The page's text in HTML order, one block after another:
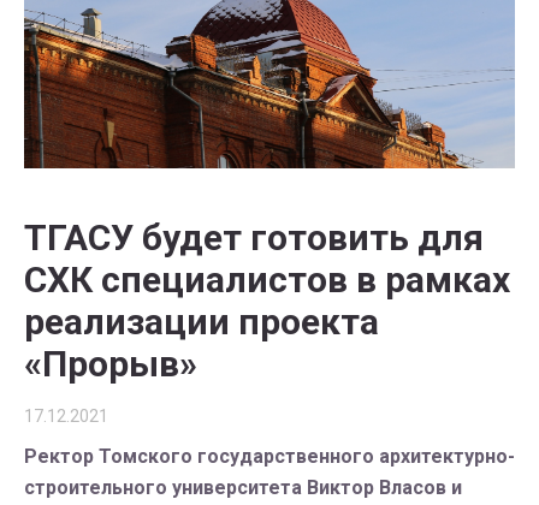
ТГАСУ будет готовить для
СХК специалистов в рамках
реализации проекта
«Прорыв»
17.12.2021
Ректор Томского государственного архитектурно-
строительного университета Виктор Власов и